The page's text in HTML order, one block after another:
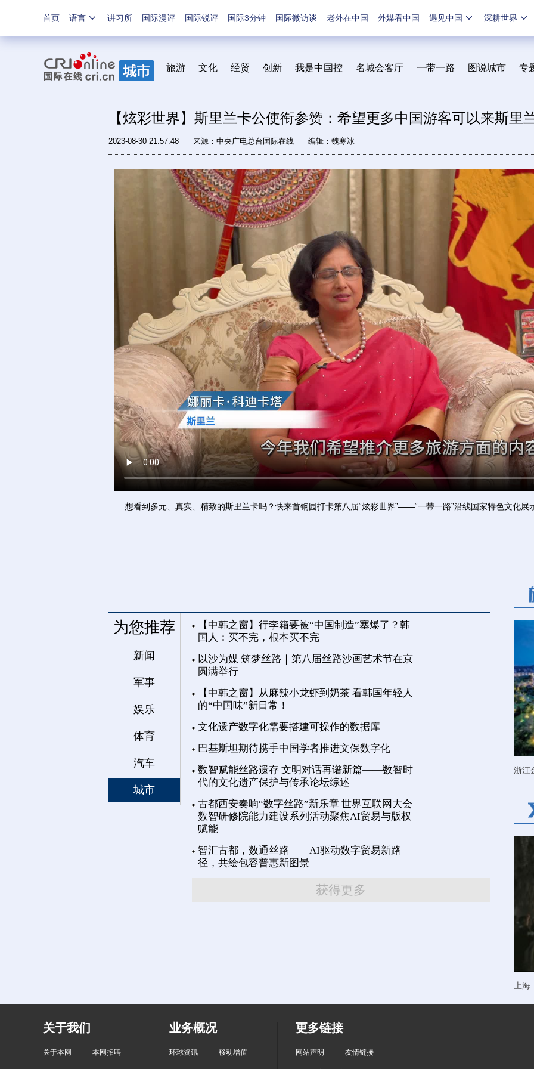
首页 语言 讲习所 国际漫评 国际锐评 国际3分钟 国际微访谈 老外在中国 外媒看中国 遇见中国 深耕世界
旅游 文化 经贸 创新 我是中国控 名城会客厅 一带一路 图说城市 专
【炫彩世界】斯里兰卡公使衔参赞：希望更多中国游客可以来斯里
2023-08-30 21:57:48 来源：中央广电总台国际在线 编辑：魏寒冰
想看到多元、真实、精致的斯里兰卡吗？快来首钢园打卡第八届“炫彩世界”——“一带一路”沿线国家特色文化展
为您推荐
新闻
军事
娱乐
体育
汽车
城市
【中韩之窗】行李箱要被“中国制造”塞爆了？韩
国人：买不完，根本买不完
以沙为媒 筑梦丝路｜第八届丝路沙画艺术节在京
圆满举行
【中韩之窗】从麻辣小龙虾到奶茶 看韩国年轻人
的“中国味”新日常！
文化遗产数字化需要搭建可操作的数据库
巴基斯坦期待携手中国学者推进文保数字化
数智赋能丝路遗存 文明对话再谱新篇——数智时
代的文化遗产保护与传承论坛综述
古都西安奏响“数字丝路”新乐章 世界互联网大会
数智研修院能力建设系列活动聚焦AI贸易与版权
赋能
智汇古都，数通丝路——AI驱动数字贸易新路
径，共绘包容普惠新图景
获得更多
浙江
上
关于我们
关于本网 本网招聘
业务概况
环球资讯 移动增值
更多链接
网站声明 友情链接